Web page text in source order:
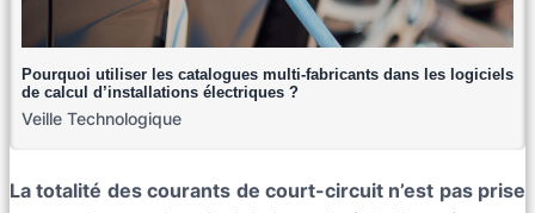
Pourquoi utiliser les catalogues multi-fabricants dans les logiciels
de calcul d’installations électriques ?
Veille Technologique
La totalité des courants de court-circuit n’est pas prise